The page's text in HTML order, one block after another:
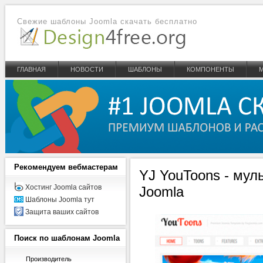
Свежие шаблоны Joomla скачать бесплатно
ГЛАВНАЯ НОВОСТИ ШАБЛОНЫ КОМПОНЕНТЫ
YJ YouToons -
Joomla
Рекомендуем вебмастерам
Хостинг Joomla сайтов
Шаблоны Joomla тут
Защита ваших сайтов
Поиск по шаблонам Joomla
Производитель